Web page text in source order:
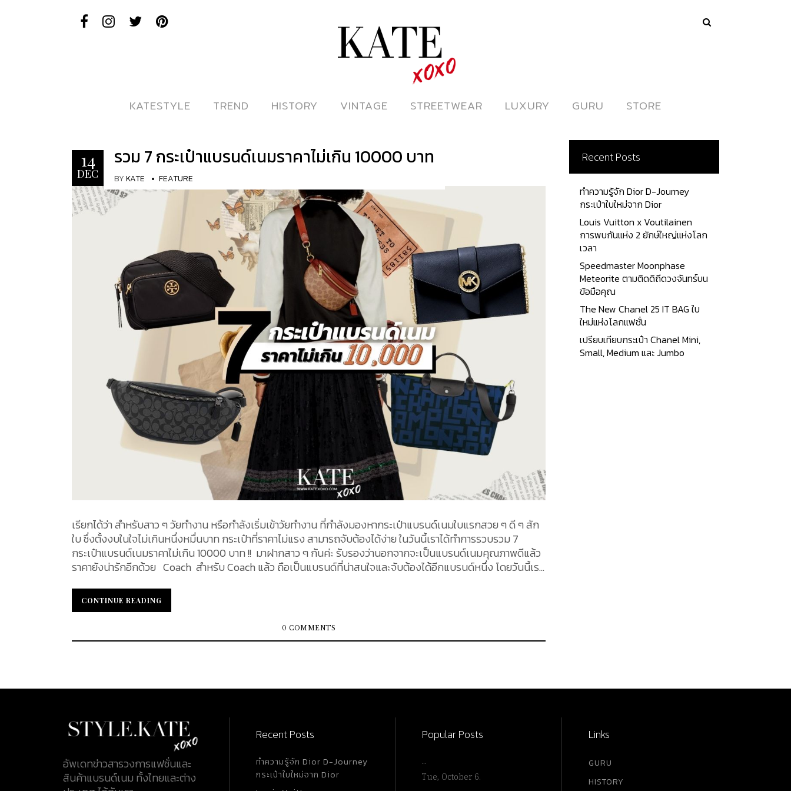
ดูหนังออนไลน์
KATESTYLE
KATESTYLE TREND
TREND HISTORY
HISTORY VINTAGE
VINTAGE STREETWEAR
STREETWEAR LUXURY
LUXURY GURU
GURU STORE
STORE
14
DEC
รวม 7 กระเป๋าแบรนด์เนมราคาไม่เกิน 10000 บาท
BYKATE FEATURE
เรียกได้ว่า สำหรับสาว ๆ วัยทำงาน หรือกำลังเริ่มเข้าวัยทำงาน ที่กำลังมองหากระเป๋าแบรนด์เนมใบแรกสวย ๆ ดี ๆ สัก
ใบ ซึ่งตั้งงบในใจไม่เกินหนึ่งหมื่นบาท กระเป๋าที่ราคาไม่แรง สามารถจับต้องได้ง่าย ในวันนี้เราได้ทำการรวบรวม 7
กระเป๋าแบรนด์เนมราคาไม่เกิน 10000 บาท !! มาฝากสาว ๆ กันค่ะ รับรองว่านอกจากจะเป็นแบรนด์เนมคุณภาพดีแล้ว
ราคายังน่ารักอีกด้วย Coach สำหรับ Coach แล้ว ถือเป็นแบรนด์ที่น่าสนใจและจับต้องได้อีกแบรนด์หนึ่ง โดยวันนี้เรา
แบบเข็มขัด (Belt Bag) และยังสามารถเปลี่ยนเป็นกระเป๋าแบบ Crossbody ได้อย่างลงตัว นอกจากนี้ยังเป็นกระเป๋า
สะพายข้างได้อย่างง่ายดาย ด้วยสายโซ่ที่สามารถถอดออกได้ การออกแบบให้มีขนาดพอเหมาะ โดยกระเป๋าทำจากหนัง
กรวดขัดเงา (Polished Grit Leather) ส่วนขนาดของกระเป๋า คือ 17.7 x 10.1 27.9 เซนติเมตร (7 x 4 x 1 1 นิ้ว) สายโซ่
ถอดออกได้ (22 นิ้ว) สำหรับสะพายไหล่ หรือ สะพายข้าง ใบนี้มีราคา $296 คิดเป็นเงินไทยประมาณ 10,000 บาท เท่านั้น
CONTINUE READING
CONTINUE READING
0 COMMENTS
Recent Posts
ทำความรู้จัก Dior D-Journey
กระเป๋าใบใหม่จาก Dior
Louis Vuitton x Voutilainen
การพบกันแห่ง 2 ยักษ์ใหญ่แห่งโลก
เวลา
Speedmaster Moonphase
Meteorite ตามติดดิถีดวงจันทร์บน
ข้อมือคุณ
The New Chanel 25 IT BAG ใบ
ใหม่แห่งโลกแฟชั่น
เปรียบเทียบกระเป๋า Chanel Mini,
Small, Medium และ Jumbo
อัพเดทข่าวสารวงการแฟชั่นและ
สินค้าแบรนด์เนม ทั้งไทยและต่าง
Recent Posts
ทำความรู้จัก Dior D-Journey
กระเป๋าใบใหม่จาก Dior
Popular Posts
…
Tue, October 6.
Links
GURU
HISTORY